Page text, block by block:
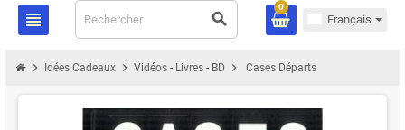
view_headline search
0
Français
chevron_right Idées Cadeaux chevron_right Vidéos - Livres - BD chevron_right Cases Départs